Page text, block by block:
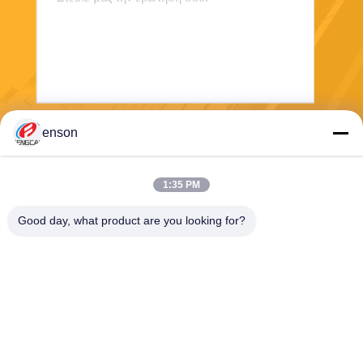
enson
1:35 PM
Good day, what product are you looking for?